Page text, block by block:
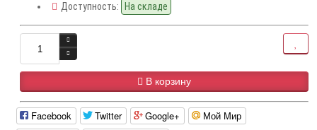
Доступность: На складе
В корзину
Facebook Twitter Google+ Мой Мир